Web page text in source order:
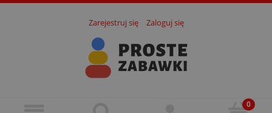
Zarejestruj się Zaloguj się